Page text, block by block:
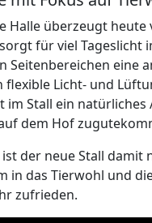
Halle überzeugt heute
für viel Tageslicht
Seitenbereichen eine
flexible Licht- und
im Stall ein
dem Hof
der neue Stall
in das Tierwohl und
zufrieden.